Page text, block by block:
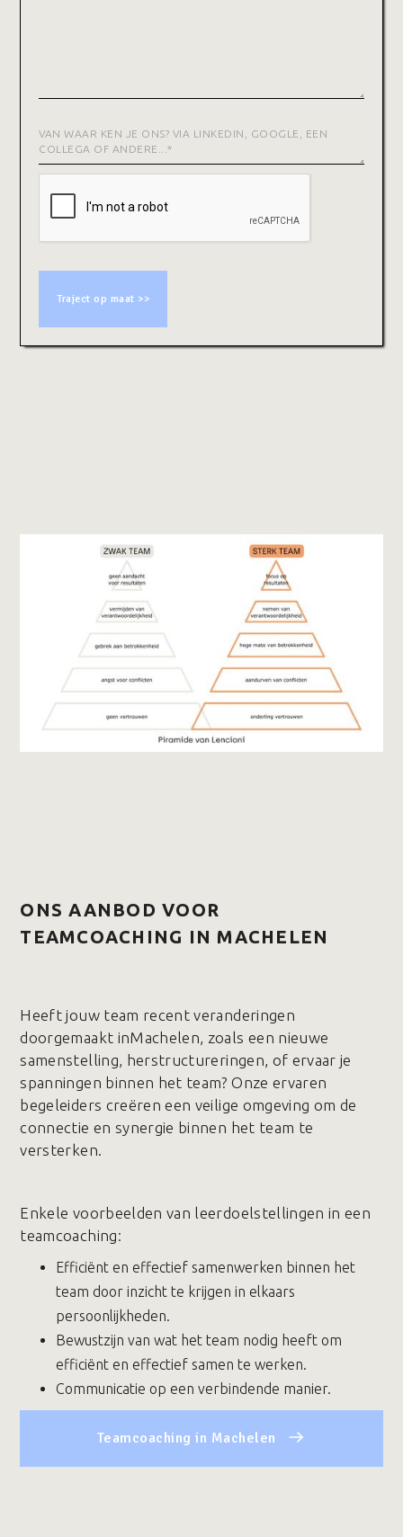
ONS AANBOD VOOR
TEAMCOACHING IN MACHELEN
Heeft jouw team recent veranderingen
doorgemaakt inMachelen, zoals een nieuwe
samenstelling, herstructureringen, of ervaar je
spanningen binnen het team? Onze ervaren
begeleiders creëren een veilige omgeving om de
connectie en synergie binnen het team te
versterken.
Enkele voorbeelden van leerdoelstellingen in een
teamcoaching:
Efficiënt en effectief samenwerken binnen het
team door inzicht te krijgen in elkaars
persoonlijkheden.
Bewustzijn van wat het team nodig heeft om
efficiënt en effectief samen te werken.
Communicatie op een verbindende manier.
Teamcoaching in Machelen